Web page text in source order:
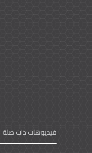
فيديوهات ذات صلة